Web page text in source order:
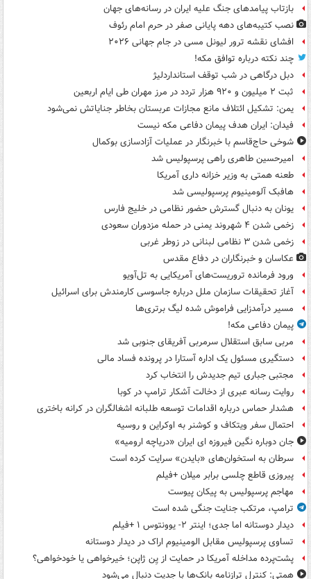
بازتاب پیامدهای جنگ علیه ایران در رسانه‌های جهان
نصب کتیبه‌های دهه پایانی صفر در حرم امام رئوف
افشای نقشه ترور لیونل مسی در جام جهانی ۲۰۲۶
چند نکته درباره توافق مکه!
دبل درگاهی در شب توقف استانداردلیژ
ثبت ۲ میلیون و ۹۲۰ هزار تردد در مرز مهران طی ایام اربعین
یمن: تشکیل ائتلاف مانع مجازات عربستان بخاطر جنایاتش نمی‌شود
فیدان: ایران هدف پیمان دفاعی مکه نیست
شوخی حاج‌قاسم با خبرنگار در عملیات آزادسازی بوکمال
امیرحسین طاهری راهی پرسپولیس شد
طعنه همتی به وزیر خزانه داری آمریکا
هافبک آلومینیوم پرسپولیسی شد
یونان به دنبال گسترش حضور نظامی در خلیج فارس
زخمی شدن ۴ شهروند یمنی در حمله مزدوران سعودی
زخمی شدن ۳ نظامی لبنانی در زوطر غربی
عکاسان و خبرنگاران در دفاع مقدس
ورود فرمانده تروریست‌های آمریکایی به تل‌آویو
آغاز تحقیقات سازمان ملل درباره جاسوسی کارمندش برای اسرائیل
مسیر درآمدزایی فراموش شده لیگ برتری‌ها
پیمان دفاعی مکه!
مربی سابق استقلال سرمربی آفریقای جنوبی شد
دستگیری مسئول یک اداره آستارا در پرونده فساد مالی
مجتبی جباری تیم جدیدش را انتخاب کرد
روایت رسانه عبری از دخالت آشکار ترامپ در کوبا
هشدار حماس درباره اقدامات توسعه طلبانه اشغالگران در کرانه باختری
احتمال سفر ویتکاف و کوشنر به اوکراین و روسیه
جان دوباره نگین فیروزه ای ایران «دریاچه ارومیه»
سرطان به استخوان‌های «بایدن» سرایت کرده است
پیروزی قاطع چلسی برابر میلان +فیلم
مهاجم پرسپولیس به پیکان پیوست
ترامپ، مرتکب جنایت جنگی شده است
دیدار دوستانه اما جدی؛ اینتر ۲- یوونتوس ۱ +فیلم
تساوی پرسپولیس مقابل الومینیوم اراک در دیدار دوستانه
پشت‌پرده مداخله آمریکا در حمایت از یِن ژاپن؛ خیرخواهی یا خودخواهی؟
همتی: کنترل ترازنامه بانک‌ها با جدیت دنبال می‌شود